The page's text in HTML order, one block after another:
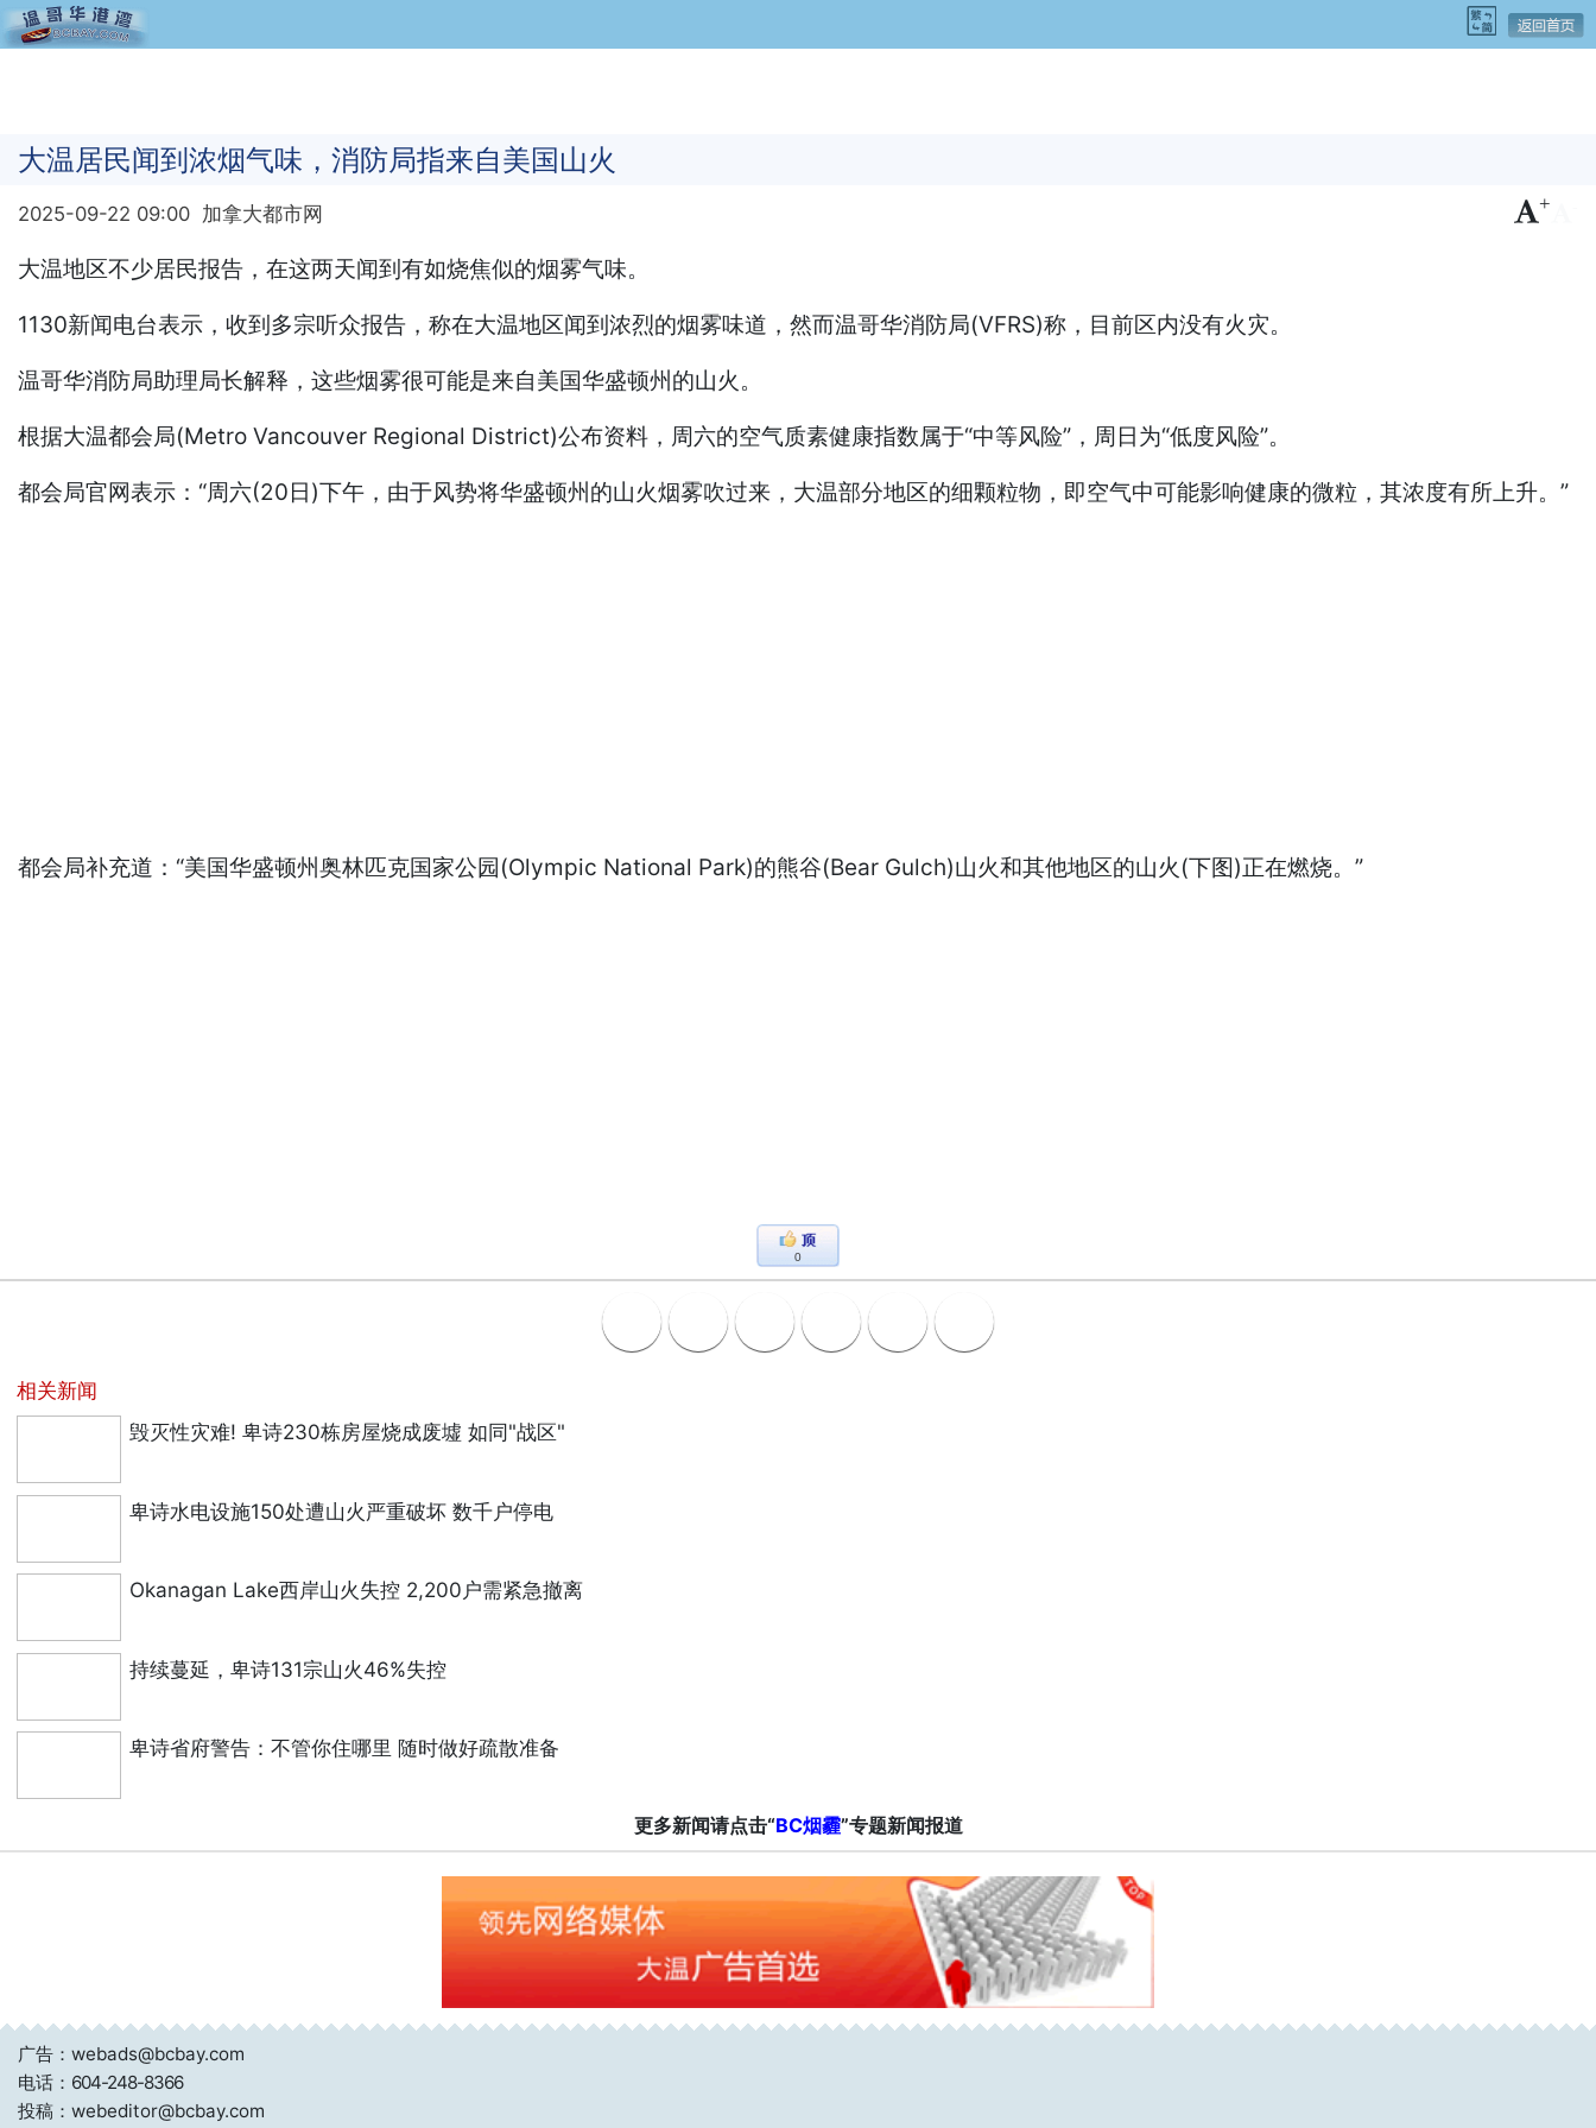
大温居民闻到浓烟气味，消防局指来自美国山火
2025-09-22 09:00 加拿大都市网 +
大温地区不少居民报告，在这两天闻到有如烧焦似的烟雾气味。
1130新闻电台表示，收到多宗听众报告，称在大温地区闻到浓烈的烟雾味道，然而温哥华消防局(VFRS)称，目前区内没有火灾。
温哥华消防局助理局长解释，这些烟雾很可能是来自美国华盛顿州的山火。
根据大温都会局(Metro Vancouver Regional District)公布资料，周六的空气质素健康指数属于“中等风险”，周日为“低度风险”。
都会局官网表示：“周六(20日)下午，由于风势将华盛顿州的山火烟雾吹过来，大温部分地区的细颗粒物，即空气中可能影响健康的微粒，其浓度有所上升。”
都会局补充道：“美国华盛顿州奥林匹克国家公园(Olympic National Park)的熊谷(Bear Gulch)山火和其他地区的山火(下图)正在燃烧。”
0
相关新闻
毁灭性灾难! 卑诗230栋房屋烧成废墟 如同"战区"
卑诗水电设施150处遭山火严重破坏 数千户停电
Okanagan Lake西岸山火失控 2,200户需紧急撤离
持续蔓延，卑诗131宗山火46%失控
卑诗省府警告：不管你住哪里 随时做好疏散准备
更多新闻请点击“BC烟霾”专题新闻报道
广告：webads@bcbay.com
电话： 604-248-8366
投稿：webeditor@bcbay.com